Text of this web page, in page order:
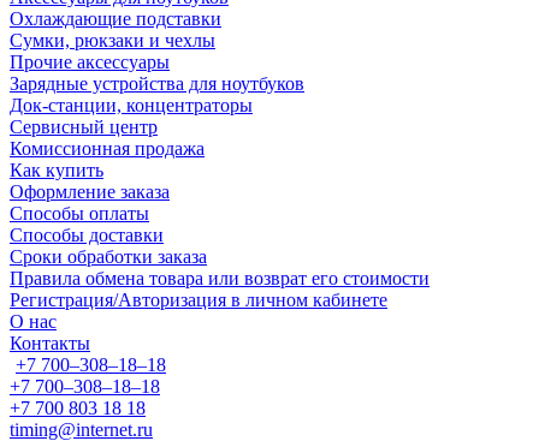
Охлаждающие подставки
Сумки, рюкзаки и чехлы
Прочие аксессуары
Зарядные устройства для ноутбуков
Док-станции, концентраторы
Сервисный центр
Комиссионная продажа
Как купить
Оформление заказа
Способы оплаты
Способы доставки
Сроки обработки заказа
Правила обмена товара или возврат его стоимости
Регистрация/Авторизация в личном кабинете
О нас
Контакты
+7 700‒308‒18‒18
+7 700‒308‒18‒18
+7 700 803 18 18
timing@internet.ru